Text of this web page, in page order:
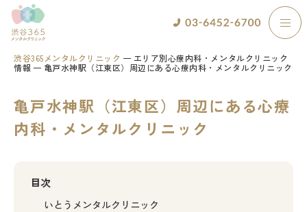
渋谷365メンタルクリニック
エリア別心療内科・メンタルクリニック
情報
亀戸水神駅（江東区）周辺にある心療内科・メンタルクリニック
亀戸水神駅（江東区）周辺にある心療
内科・メンタルクリニック
目次
いとうメンタルクリニック